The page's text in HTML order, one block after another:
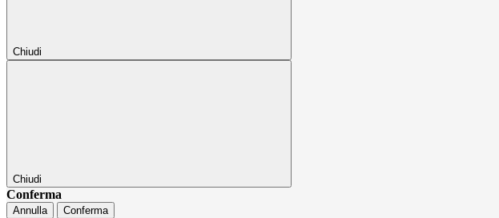
Chiudi
Chiudi
Conferma
Annulla Conferma